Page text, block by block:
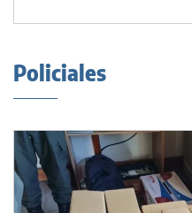
Policiales